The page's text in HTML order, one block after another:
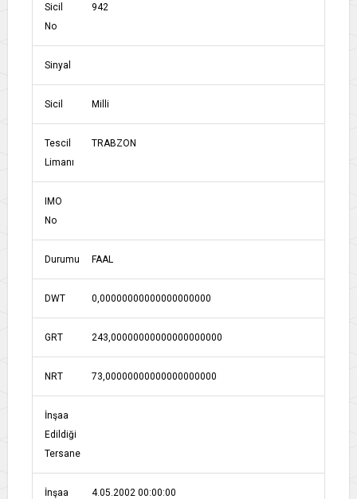
Sicil
No
942
Sinyal
Sicil Milli
Tescil
Limanı
TRABZON
IMO
No
Durumu FAAL
DWT 0,00000000000000000000
GRT 243,00000000000000000000
NRT 73,00000000000000000000
İnşaa
Edildiği
Tersane
İnşaa
4.05.2002 00:00:00